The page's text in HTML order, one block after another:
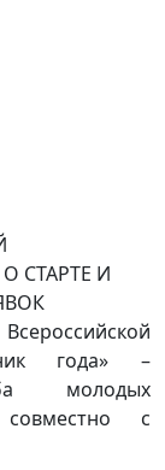
года» –
молодых
совместно с